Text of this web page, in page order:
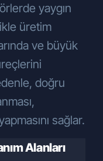
yaygın
üretim
ve büyük
doğru
sağlar.
Alanları
ve